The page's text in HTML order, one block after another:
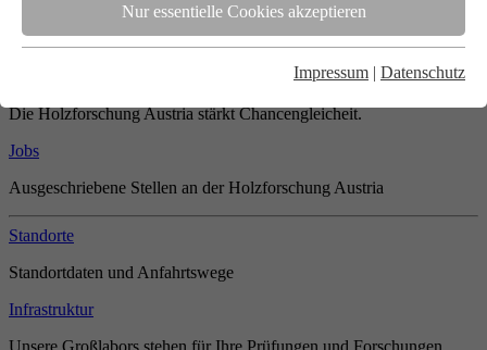
Nur essentielle Cookies akzeptieren
Impressum | Datenschutz
Unsere gesamte Kompetenz ist in unseren Mitarbeiter:innen
gebündelt
Die Holzforschung Austria stärkt Chancengleicheit.
Jobs
Ausgeschriebene Stellen an der Holzforschung Austria
Standorte
Standortdaten und Anfahrtswege
Infrastruktur
Unsere Großlabors stehen für Ihre Prüfungen und Forschungen